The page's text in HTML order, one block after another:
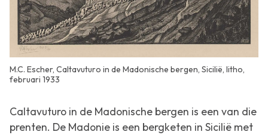
M.C. Escher, Caltavuturo in de Madonische bergen, Sicilië, litho,
februari 1933
Caltavuturo in de Madonische bergen is een van die
prenten. De Madonie is een bergketen in Sicilië met